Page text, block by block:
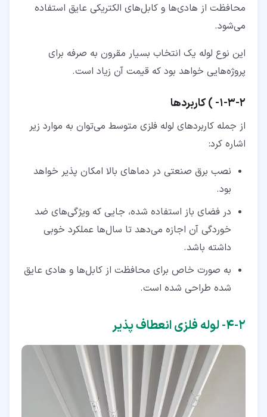
محافظت از هادی‌ها و کابل‌های الکتریکی عایق استفاده
می‌شود.
این نوع لوله یک انتخاب بسیار مقرون به صرفه برای
پروژه‌هایی خواهد بود که قیمت آن زیاد است.
۲‏-‏۳‏-‏۱‏- ) کاربردها
از جمله کاربردهای لوله فلزی متوسط می‌توان به موارد زیر
اشاره کرد:
نصب برق صنعتی در دماهای بالا امکان پذیر خواهد
بود.
در فضای باز استفاده شده، جایی که ویژگی‌های ضد
خوردگی آن اجازه می‌دهد تا سال‌ها عملکرد خوبی
داشته باشد.
به صورت خاص برای محافظت از کابل‌ها و هادی عایق
شده طراحی شده است.
۲‏-‏۴‏- لوله فلزی انعطاف پذیر